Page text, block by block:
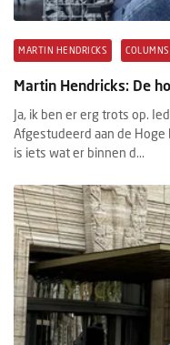
MARTIN HENDRICKS COLUMNS
Martin Hendricks: De
Ja, ik ben er erg trots op.
Afgestudeerd aan de
is iets wat er binnen d...